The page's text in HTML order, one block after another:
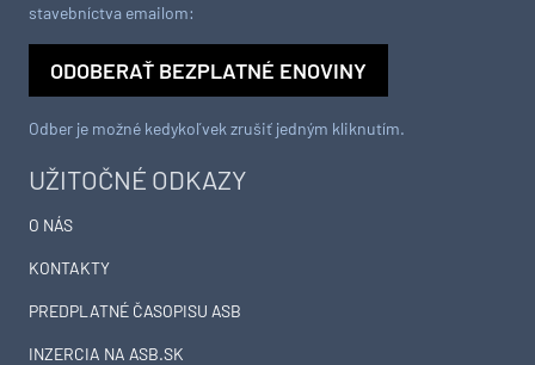
UŽITOČNÉ ODKAZY
O NÁS
KONTAKTY
PREDPLATNÉ ČASOPISU ASB
INZERCIA NA ASB.SK
stavebníctva emailom:
ODOBERAŤ BEZPLATNÉ ENOVINY
Odber je možné kedykoľvek zrušiť jedným kliknutím.